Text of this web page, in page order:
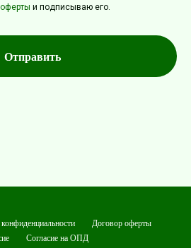
и подписываю его.
Отправить
Договор оферты
Согласие на ОПД